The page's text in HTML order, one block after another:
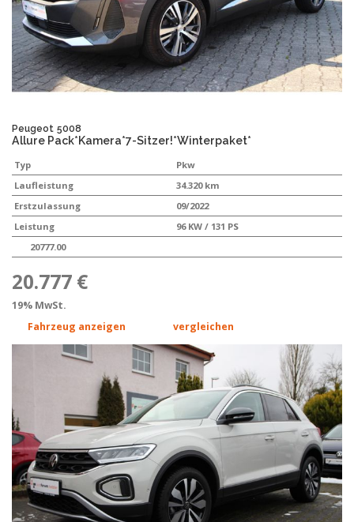
Peugeot 5008
Allure Pack*Kamera*7-Sitzer!*Winterpaket*
Typ
Pkw
Laufleistung
34.320 km
Erstzulassung
09/2022
Leistung
96 KW / 131 PS
20777.00
20.777 €
19% MwSt.
Fahrzeug anzeigen
vergleichen